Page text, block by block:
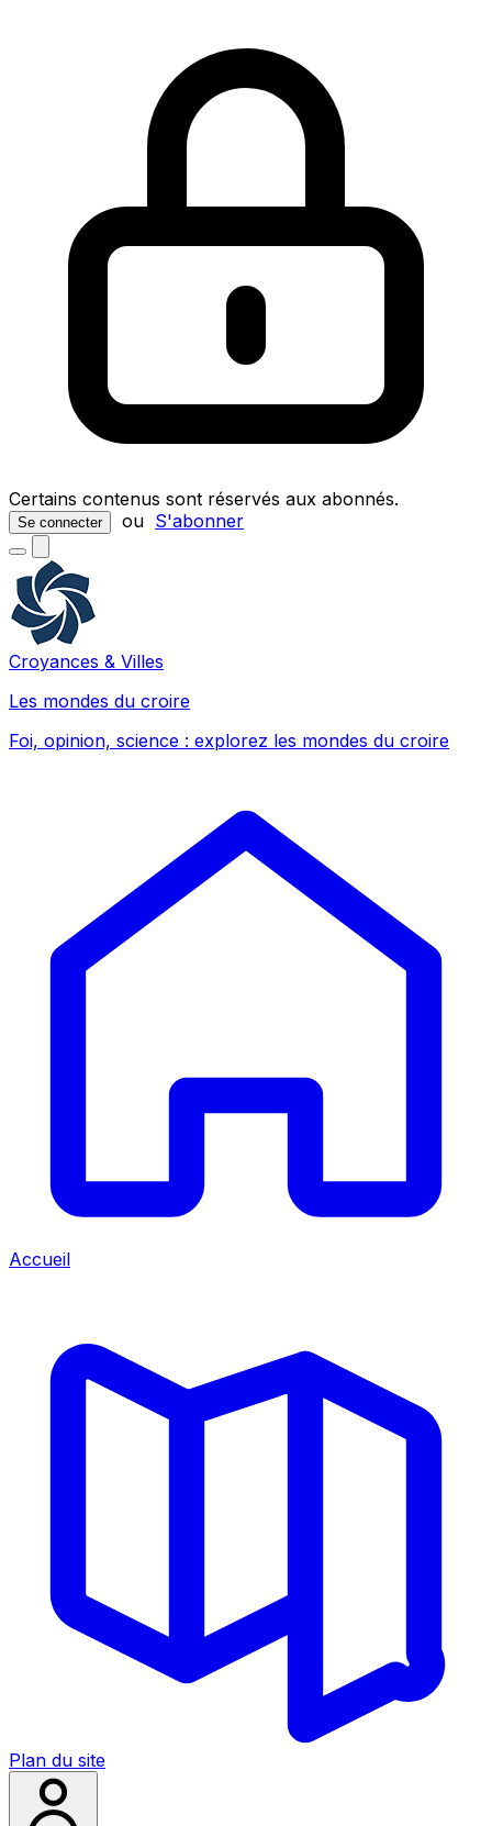
Certains contenus sont réservés aux abonnés.
Se connecter ou S'abonner
Croyances & Villes
Les mondes du croire
Foi, opinion, science : explorez les mondes du croire
Accueil
Plan du site